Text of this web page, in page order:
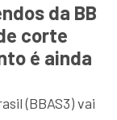
da BB
corte
é ainda
(BBAS3) vai